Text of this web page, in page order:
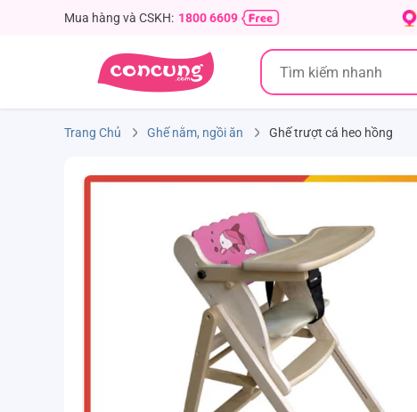
Mua hàng và CSKH: 1800 6609
Trang Chủ Ghế nằm, ngồi ăn Ghế trượt cá heo hồng